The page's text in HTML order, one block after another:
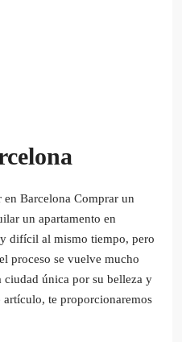
Barcelona Comprar un
un apartamento en
difícil al mismo tiempo, pero
proceso se vuelve mucho
ciudad única por su belleza y
artículo, te proporcionaremos